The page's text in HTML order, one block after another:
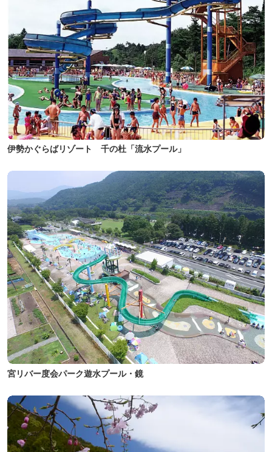
伊勢かぐらばリゾート 千の杜「流水プール」
宮リバー度会パーク遊水プール・鏡